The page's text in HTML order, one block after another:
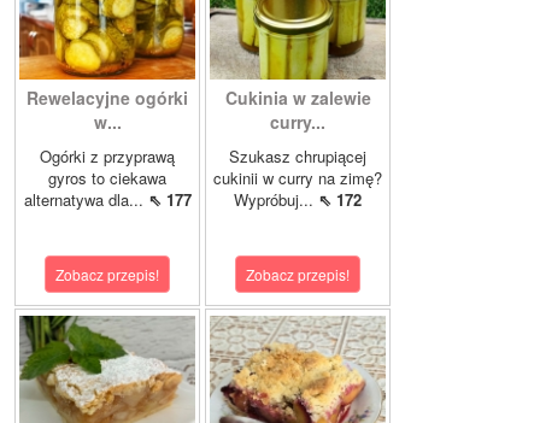
Rewelacyjne ogórki
w...
Ogórki z przyprawą
gyros to ciekawa
alternatywa dla... ⇖ 177
Zobacz przepis!
Cukinia w zalewie
curry...
Szukasz chrupiącej
cukinii w curry na zimę?
Wypróbuj... ⇖ 172
Zobacz przepis!